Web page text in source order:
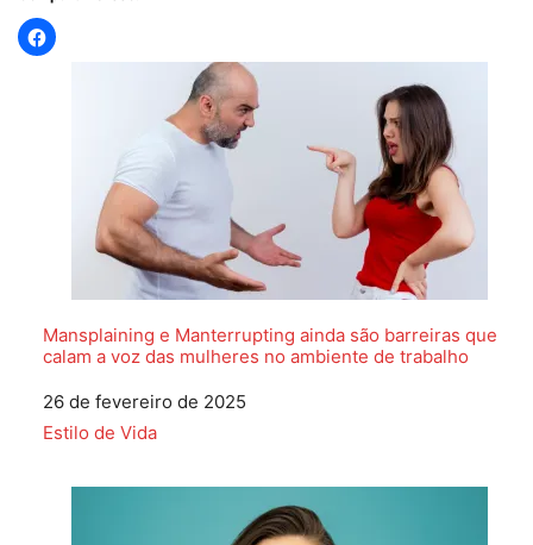
Mansplaining e Manterrupting ainda são barreiras que
calam a voz das mulheres no ambiente de trabalho
Data
26 de fevereiro de 2025
Em relação a
Estilo de Vida